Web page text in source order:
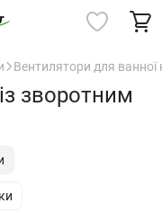
Вентилятори для ванної
зворотним